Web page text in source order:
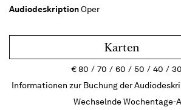
AudiodeskriptionOper
Karten
€80 70 60 50 40 30
Informationen zur Buchung der
Wechselnde Wochentage-